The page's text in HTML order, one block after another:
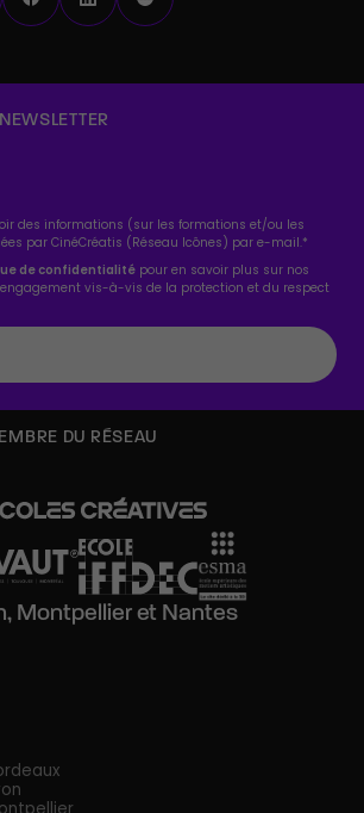
des informations (sur les formations et/ou les
par CinéCréatis (Réseau Icônes) par e-mail.*
de confidentialité pour en savoir plus sur nos
vis-à-vis de la protection et du respect
DU RÉSEAU
Montpellieret Nantes